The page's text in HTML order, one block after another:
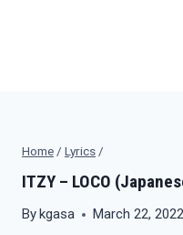
Home / Lyrics /
ITZY – LOCO
Bykgasa March 22, 2022